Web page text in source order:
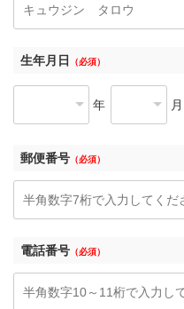
生年月日 （必須）
年 月
郵便番号 （必須）
電話番号 （必須）